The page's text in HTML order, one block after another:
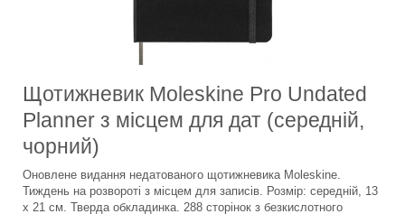
Щотижневик Moleskine Pro Undated
Planner з місцем для дат (середній,
чорний)
Оновлене видання недатованого щотижневика Moleskine.
Тиждень на розвороті з місцем для записів. Розмір: середній, 13
x 21 см. Тверда обкладинка. 288 сторінок з безкислотного